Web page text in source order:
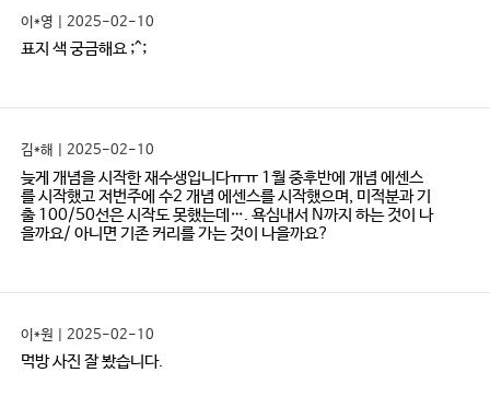
이*영 | 2025-02-10
표지 색 궁금해요 ;^;
김*해 | 2025-02-10
늦게 개념을 시작한 재수생입니다ㅠㅠ 1월 중후반에 개념 에센스
를 시작했고 저번주에 수2 개념 에센스를 시작했으며, 미적분과 기
출 100/50선은 시작도 못했는데…. 욕심내서 N까지 하는 것이 나
을까요/ 아니면 기존 커리를 가는 것이 나을까요?
이*원 | 2025-02-10
먹방 사진 잘 봤습니다.